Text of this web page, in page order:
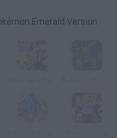
Emerald Version